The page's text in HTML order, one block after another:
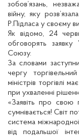
зобов’язань,
війну, яку
Р.Підласа у своєму
Як відомо, 24
обговорять
Союзу.
За словами
чергу
міністрів торгівлі
при ухваленні
«Заявіть про свою
сумнівається! Світ
система
від подальшої